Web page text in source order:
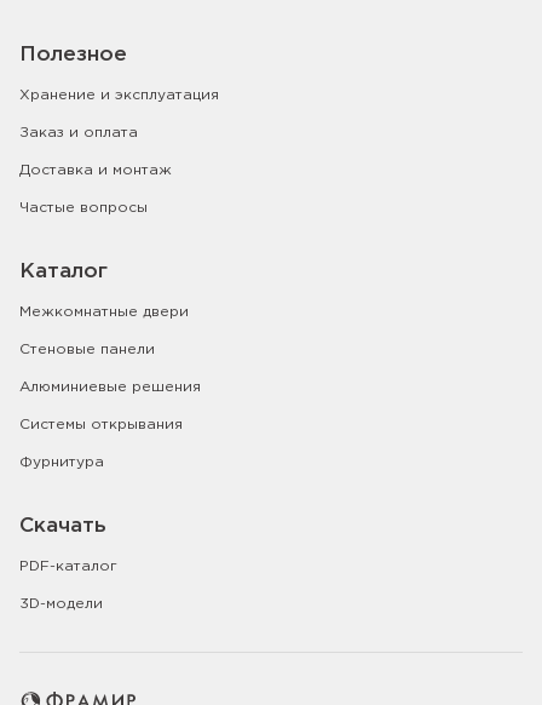
Полезное
Хранение и эксплуатация
Заказ и оплата
Доставка и монтаж
Частые вопросы
Каталог
Межкомнатные двери
Стеновые панели
Алюминиевые решения
Системы открывания
Фурнитура
Скачать
PDF-каталог
3D-модели